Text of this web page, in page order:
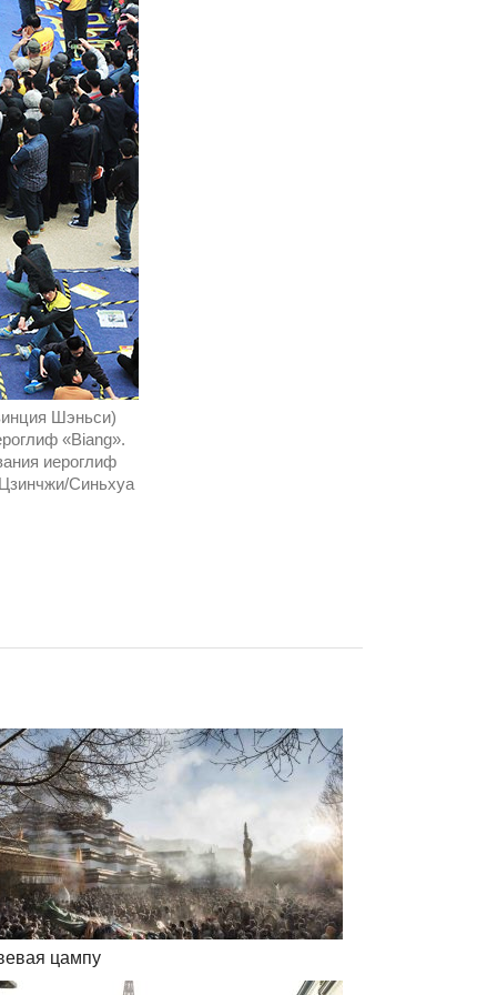
Шэньси)
«Biang».
иероглиф
Синьхуа
цампу